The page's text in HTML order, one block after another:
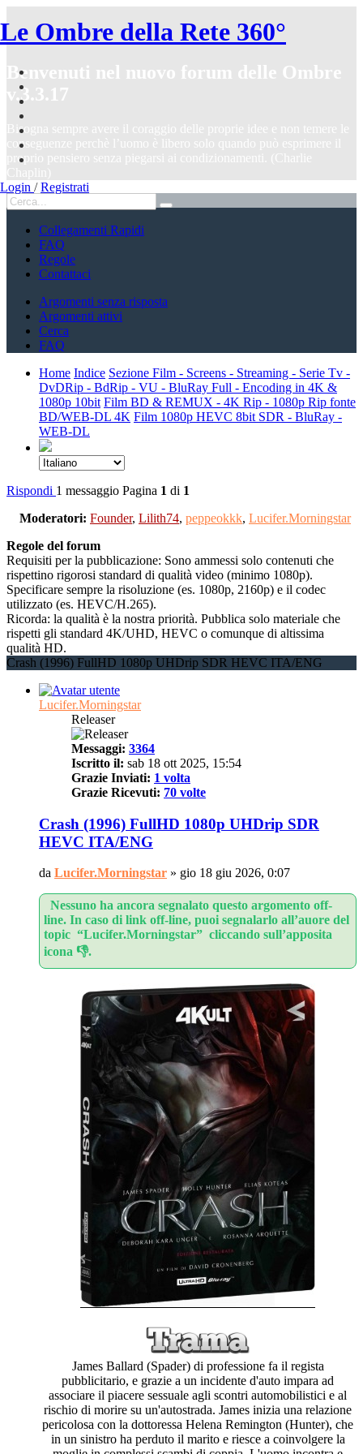
Le Ombre della Rete 360°
Login / Registrati
Benvenuti nel nuovo forum delle Ombre
v.3.3.17
Bisogna sempre avere il coraggio delle proprie idee e non temere le
conseguenze perchè l’uomo è libero solo quando può esprimere il
proprio pensiero senza piegarsi ai condizionamenti. (Charlie
Chaplin)
Collegamenti Rapidi
FAQ
Regole
Contattaci
Argomenti senza risposta
Argomenti attivi
Cerca
FAQ
Home Indice Sezione Film - Screens - Streaming - Serie Tv -
DvDRip - BdRip - VU - BluRay Full - Encoding in 4K &
1080p 10bit Film BD & REMUX - 4K Rip - 1080p Rip fonte
BD/WEB-DL 4K Film 1080p HEVC 8bit SDR - BluRay -
WEB-DL
Rispondi 1 messaggio Pagina 1 di 1
Moderatori: Founder, Lilith74, peppeokkk, Lucifer.Morningstar
Regole del forum
Requisiti per la pubblicazione: Sono ammessi solo contenuti che
rispettino rigorosi standard di qualità video (minimo 1080p).
Specificare sempre la risoluzione (es. 1080p, 2160p) e il codec
utilizzato (es. HEVC/H.265).
Ricorda: la qualità è la nostra priorità. Pubblica solo materiale che
rispetti gli standard 4K/UHD, HEVC o comunque di altissima
qualità HD.
Crash (1996) FullHD 1080p UHDrip SDR HEVC ITA/ENG
Lucifer.Morningstar
Releaser
Messaggi: 3364
Iscritto il: sab 18 ott 2025, 15:54
Grazie Inviati: 1 volta
Grazie Ricevuti: 70 volte
Crash (1996) FullHD 1080p UHDrip SDR
HEVC ITA/ENG
da Lucifer.Morningstar » gio 18 giu 2026, 0:07
Nessuno ha ancora segnalato questo argomento off-
line. In caso di link off-line, puoi segnalarlo all’auore del
topic “Lucifer.Morningstar” cliccando sull’apposita
icona 👎.
James Ballard (Spader) di professione fa il regista
pubblicitario, e grazie a un incidente d'auto impara ad
associare il piacere sessuale agli scontri automobilistici e al
rischio di morire su un'autostrada. James inizia una relazione
pericolosa con la dottoressa Helena Remington (Hunter), che
in un sinistro ha perduto il marito e riesce a coinvolgere la